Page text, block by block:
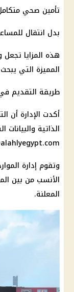
تأمين صحي
بدل انتقال
هذه المزايا تجعل
المميزة التي
طريقة التقديم
أكدت الإدارة أن
الذاتية
وتقوم إدارة
الأنسب من بين
المعلنة.